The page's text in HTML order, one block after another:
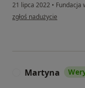
21 lipca 2022 • Fundacja
w opinii użytkownika J.O
zgłoś nadużycie
Martyna